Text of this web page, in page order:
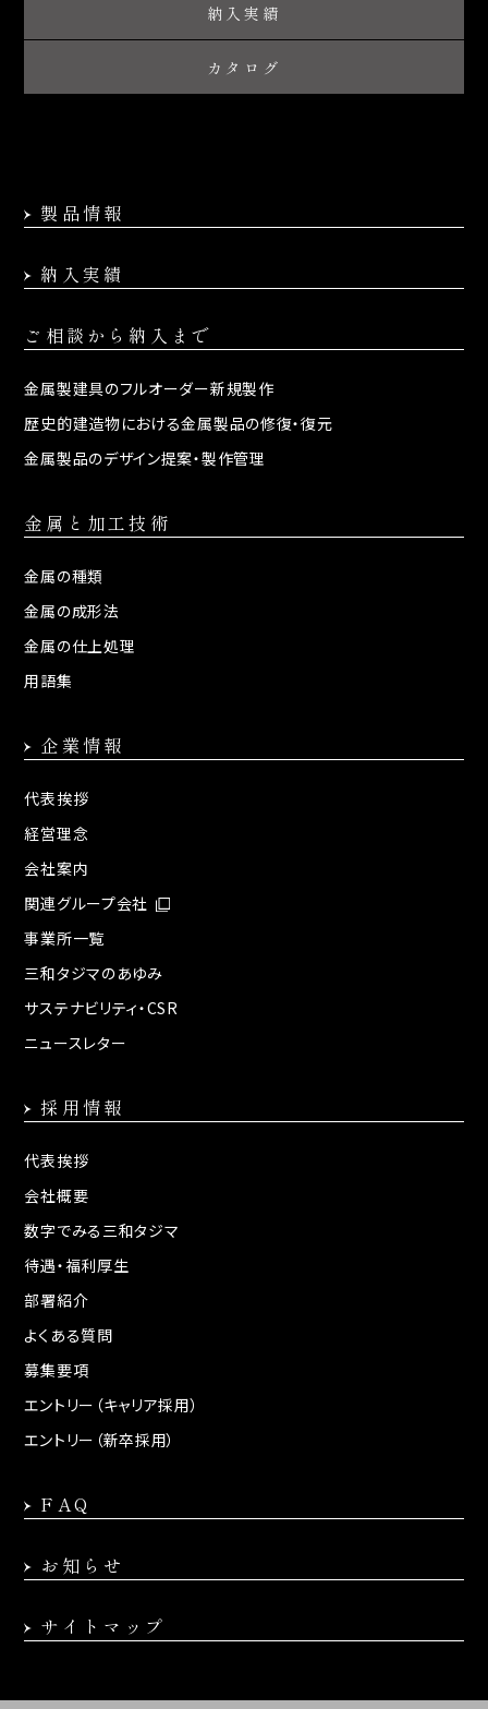
納入実績
カタログ
製品情報
納入実績
ご相談から納入まで
金属製建具のフルオーダー新規製作
歴史的建造物における金属製品の修復・復元
金属製品のデザイン提案・製作管理
金属と加工技術
金属の種類
金属の成形法
金属の仕上処理
用語集
企業情報
代表挨拶
経営理念
会社案内
関連グループ会社
事業所一覧
三和タジマのあゆみ
サステナビリティ・CSR
ニュースレター
採用情報
代表挨拶
会社概要
数字でみる三和タジマ
待遇・福利厚生
部署紹介
よくある質問
募集要項
エントリー（キャリア採用）
エントリー（新卒採用）
FAQ
お知らせ
サイトマップ